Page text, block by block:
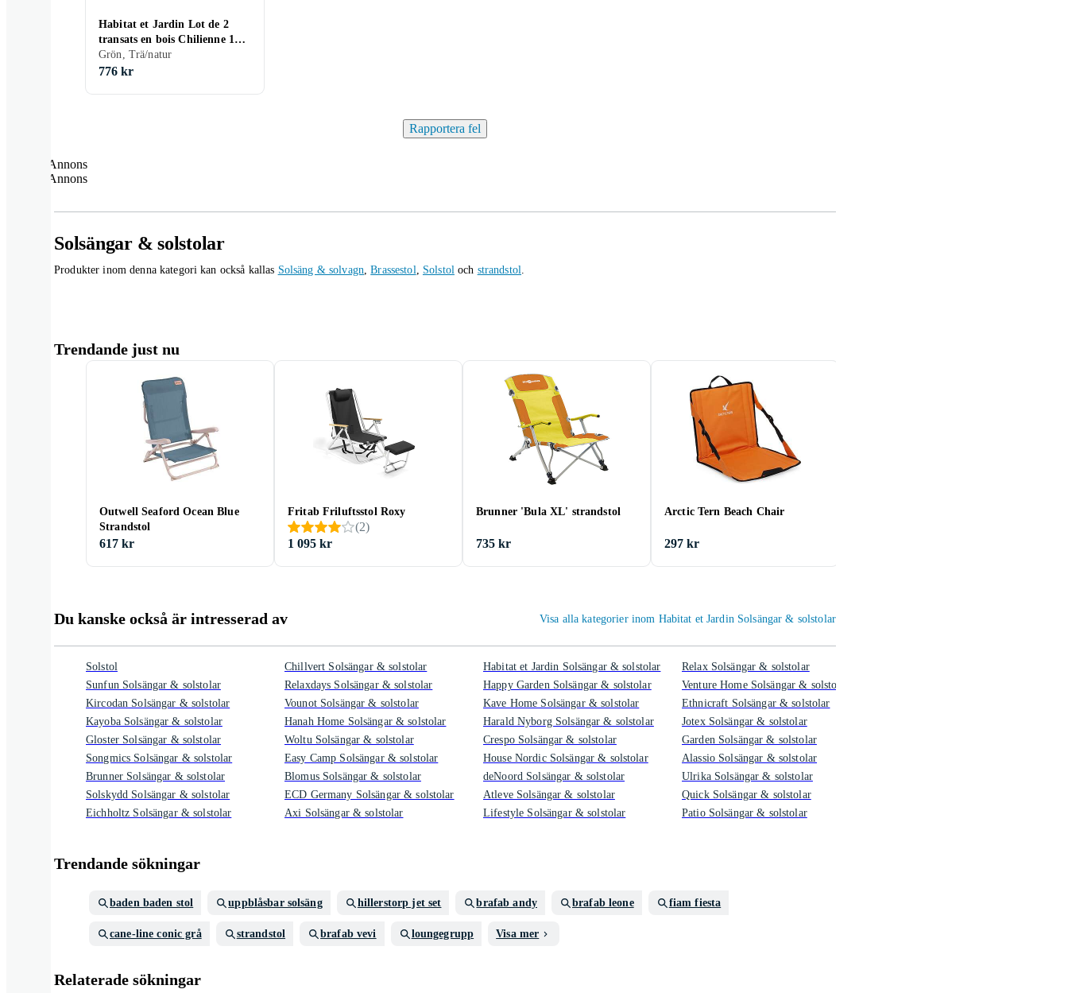
Habitat et Jardin Lot de 2
transats en bois Chilienne 107
x 56,5 x 81 cm Vert
Grön, Trä/natur
776 kr
Rapportera fel
Annons
Annons
Solsängar & solstolar
Produkter inom denna kategori kan också kallas Solsäng & solvagn,Brassestol, Solstoloch strandstol.
Trendande just nu
Outwell Seaford Ocean Blue
Strandstol
617 kr
Fritab Friluftsstol Roxy
(2)
1 095 kr
Brunner 'Bula XL' strandstol
735 kr
Arctic Tern Beach Chair
297 kr
Du kanske också är intresserad av Visa alla kategorier inom Habitat et Jardin Solsängar & solstolar
Solstol
Sunfun Solsängar & solstolar
Kircodan Solsängar & solstolar
Kayoba Solsängar & solstolar
Gloster Solsängar & solstolar
Songmics Solsängar & solstolar
Brunner Solsängar & solstolar
Solskydd Solsängar & solstolar
Eichholtz Solsängar & solstolar
Chillvert Solsängar & solstolar
Relaxdays Solsängar & solstolar
Vounot Solsängar & solstolar
Hanah Home Solsängar & solstolar
Woltu Solsängar & solstolar
Easy Camp Solsängar & solstolar
Blomus Solsängar & solstolar
ECD Germany Solsängar & solstolar
Axi Solsängar & solstolar
Habitat et Jardin Solsängar & solstolar
Happy Garden Solsängar & solstolar
Kave Home Solsängar & solstolar
Harald Nyborg Solsängar & solstolar
Crespo Solsängar & solstolar
House Nordic Solsängar & solstolar
deNoord Solsängar & solstolar
Atleve Solsängar & solstolar
Lifestyle Solsängar & solstolar
Relax Solsängar & solstolar
Venture Home Solsängar & solstolar
Ethnicraft Solsängar & solstolar
Jotex Solsängar & solstolar
Garden Solsängar & solstolar
Alassio Solsängar & solstolar
Ulrika Solsängar & solstolar
Quick Solsängar & solstolar
Patio Solsängar & solstolar
Trendande sökningar
baden baden stol uppblåsbar solsäng hillerstorp jet set brafab andy brafab leone fiam fiesta
cane-line conic grå strandstol brafab vevi loungegrupp Visa mer
Relaterade sökningar